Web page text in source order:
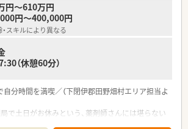
円～610万円
円～400,000円
スキルにより異なる
（休憩60分）
分時間を満喫／（下閉伊郡田野畑村エリア担当よ
で土日がお休みという、薬剤師さんには堪らない